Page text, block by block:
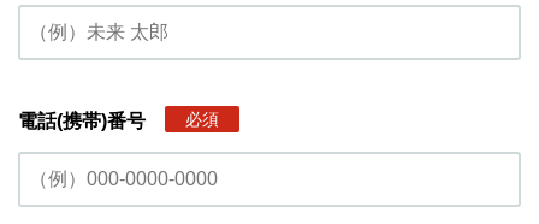
電話(携帯)番号 必須